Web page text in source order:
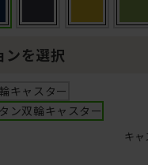
ンを選択
キャスター
ン双輪キャスター
キ